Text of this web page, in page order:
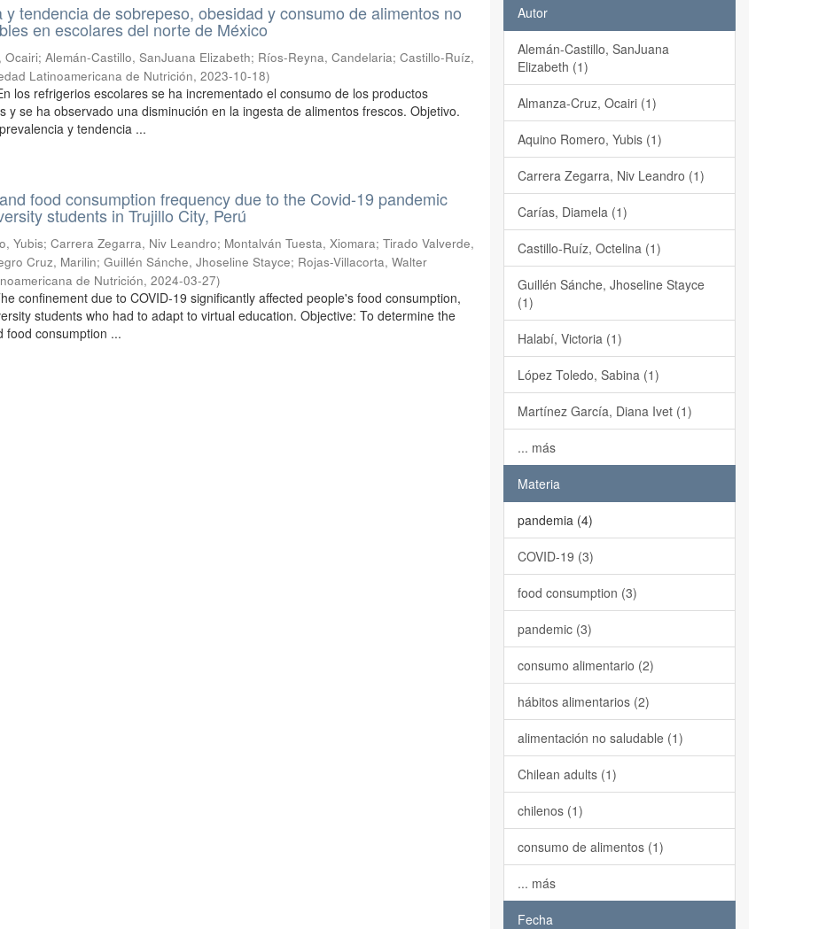
y tendencia de sobrepeso, obesidad y consumo de alimentos no
en escolares del norte de México
Ocairi;Alemán-Castillo, SanJuana Elizabeth; Ríos-Reyna, Candelaria;Castillo-Ruíz,
Latinoamericana de Nutrición,2023-10-18)
los refrigerios escolares se ha incrementado el consumo de los productos
y se ha observado una disminución en la ingesta de alimentos frescos. Objetivo.
y tendencia ...
food consumption frequency due to the Covid-19 pandemic
students in Trujillo City, Perú
Yubis;Carrera Zegarra, Niv Leandro; Montalván Tuesta, Xiomara;Tirado Valverde,
Cruz, Marilin;Guillén Sánche, Jhoseline Stayce; Rojas-Villacorta, Walter
de Nutrición,2024-03-27)
confinement due to COVID-19 significantly affected people's food consumption,
students who had to adapt to virtual education. Objective: To determine the
food consumption ...
Autor
Alemán-Castillo, SanJuana
Elizabeth (1)
Almanza-Cruz, Ocairi (1)
Aquino Romero, Yubis (1)
Carrera Zegarra, Niv Leandro (1)
Carías, Diamela (1)
Castillo-Ruíz, Octelina (1)
Guillén Sánche, Jhoseline Stayce
(1)
Halabí, Victoria (1)
López Toledo, Sabina (1)
Martínez García, Diana Ivet (1)
... más
Materia
pandemia (4)
COVID-19 (3)
food consumption (3)
pandemic (3)
consumo alimentario (2)
hábitos alimentarios (2)
alimentación no saludable (1)
Chilean adults (1)
chilenos (1)
consumo de alimentos (1)
... más
Fecha